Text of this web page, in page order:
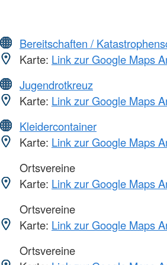
Bereitschaften /
Karte: Link zur Google Maps
Jugendrotkreuz
Karte: Link zur Google Maps
Kleidercontainer
Karte: Link zur Google Maps
Ortsvereine
Karte: Link zur Google Maps
Ortsvereine
Karte: Link zur Google Maps
Ortsvereine